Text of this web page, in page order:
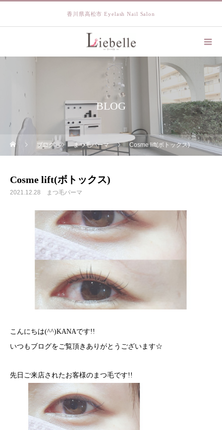
香川県高松市 Eyelash Nail Salon
BLOG
ブログ まつ毛パーマ Cosme lift(ボトックス)
Cosme lift(ボトックス)
2021.12.28 まつ毛パーマ
こんにちは(^^)KANAです!!
いつもブログをご覧頂きありがとうございます☆
先日ご来店されたお客様のまつ毛です!!